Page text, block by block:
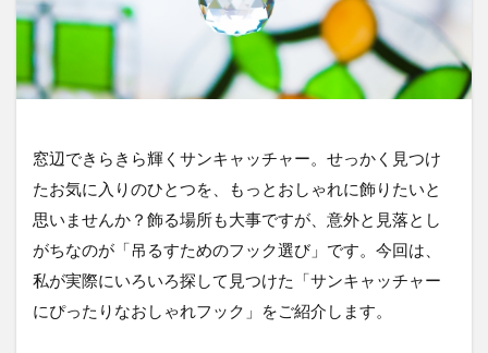
窓辺できらきら輝くサンキャッチャー。せっかく見つけ
たお気に入りのひとつを、もっとおしゃれに飾りたいと
思いませんか？飾る場所も大事ですが、意外と見落とし
がちなのが「吊るすためのフック選び」です。今回は、
私が実際にいろいろ探して見つけた「サンキャッチャー
にぴったりなおしゃれフック」をご紹介します。